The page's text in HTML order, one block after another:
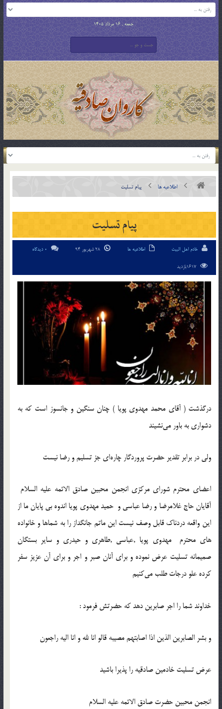
جمعه , 16 مرداد 1405
اطلاعیه ها پیام تسلیت
پیام تسلیت
خادم اهل البیت اطلاعیه ها 0 دیدگاه
درگذشت ( آقای محمد مهدوی پویا ) چنان سنگین و جانسوز است که به
دشواری به باور می‌نشیند
ولی در برابر تقدیر حضرت پروردگار چاره‌ای جز تسلیم و رضا نیست
اعضای محترم شورای مرکزی انجمن محبین صادق الائمه علیه السلام
آقایان حاج غلامرضا و رضا عباسی و حمید مهدوی پویا اندوه بی پایان ما از
این واقعه دردناک قابل وصف نیست این ماتم جانگداز را به شماها و خانواده
های محترم مهدوی پویا ,عباسی ,طاهری و حیدری و سایر بستگان
صمیمانه تسلیت عرض نموده و برای آنان صبر و اجر و برای آن عزیز سفر
کرده علو درجات طلب می‌کنیم
خداوند شما را اجر صابرین دهد که حضرتش فرمود :
و بشر الصابرین الذین اذا اصابتهم مصیبه قالو انا لله و انا الیه راجعون
عرض تسلیت خادمین صادقیه را پذیرا باشید
انجمن محبین حضرت صادق الائمه علیه السلام